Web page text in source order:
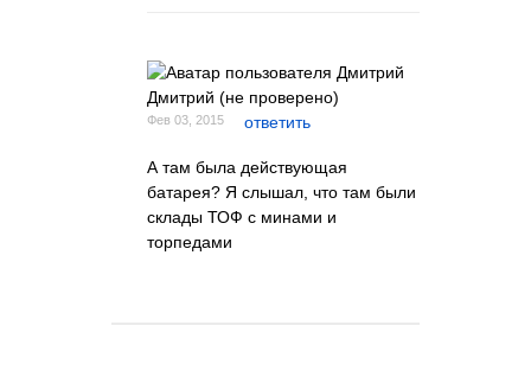
Дмитрий (не проверено)
Фев 03, 2015 ответить
А там была действующая
батарея? Я слышал, что там были
склады ТОФ с минами и
торпедами